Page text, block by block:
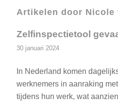
Artikelen door Nicole
Zelfinspectietool
30 januari 2024
In Nederland komen
werknemers in aanraking
tijdens hun werk, wat